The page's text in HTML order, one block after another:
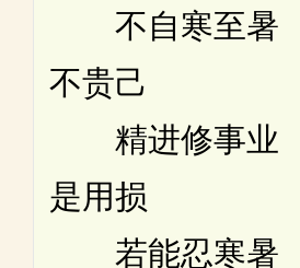
不自寒至
不贵己
精进修事
是用损
若能忍寒